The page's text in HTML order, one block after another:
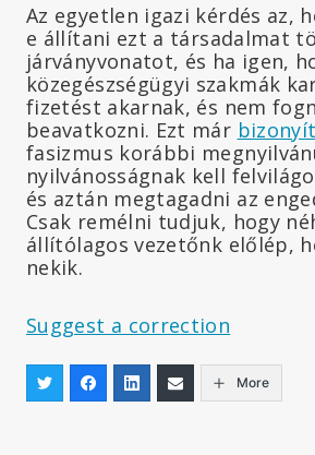
Az egyetlen igazi kérdés az,
e állítani ezt a társadalmat
járványvonatot, és ha igen,
közegészségügyi szakmák
fizetést akarnak, és nem
beavatkozni. Ezt már
fasizmus korábbi
nyilvánosságnak kell
és aztán megtagadni az
Csak remélni tudjuk, hogy
állítólagos vezetőnk előlép,
nekik.
Suggest a correction
More